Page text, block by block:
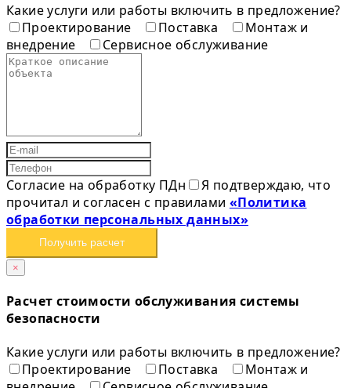
Какие услуги или работы включить в предложение?
Проектирование
Поставка
Монтаж и
внедрение
Сервисное обслуживание
Согласие на обработку ПДн
Я подтверждаю, что
прочитал и согласен с правилами «Политика
обработки персональных данных»
Получить расчет
×
Расчет стоимости обслуживания системы
безопасности
Какие услуги или работы включить в предложение?
Проектирование
Поставка
Монтаж и